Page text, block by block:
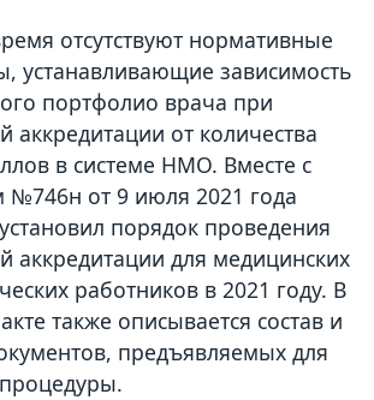
отсутствуют нормативные
устанавливающие зависимость
портфолио врача при
аккредитации от количества
в системе НМО. Вместе с
№746н от 9 июля 2021 года
порядок проведения
аккредитации для медицинских
работников в 2021 году. В
также описывается состав и
предъявляемых для